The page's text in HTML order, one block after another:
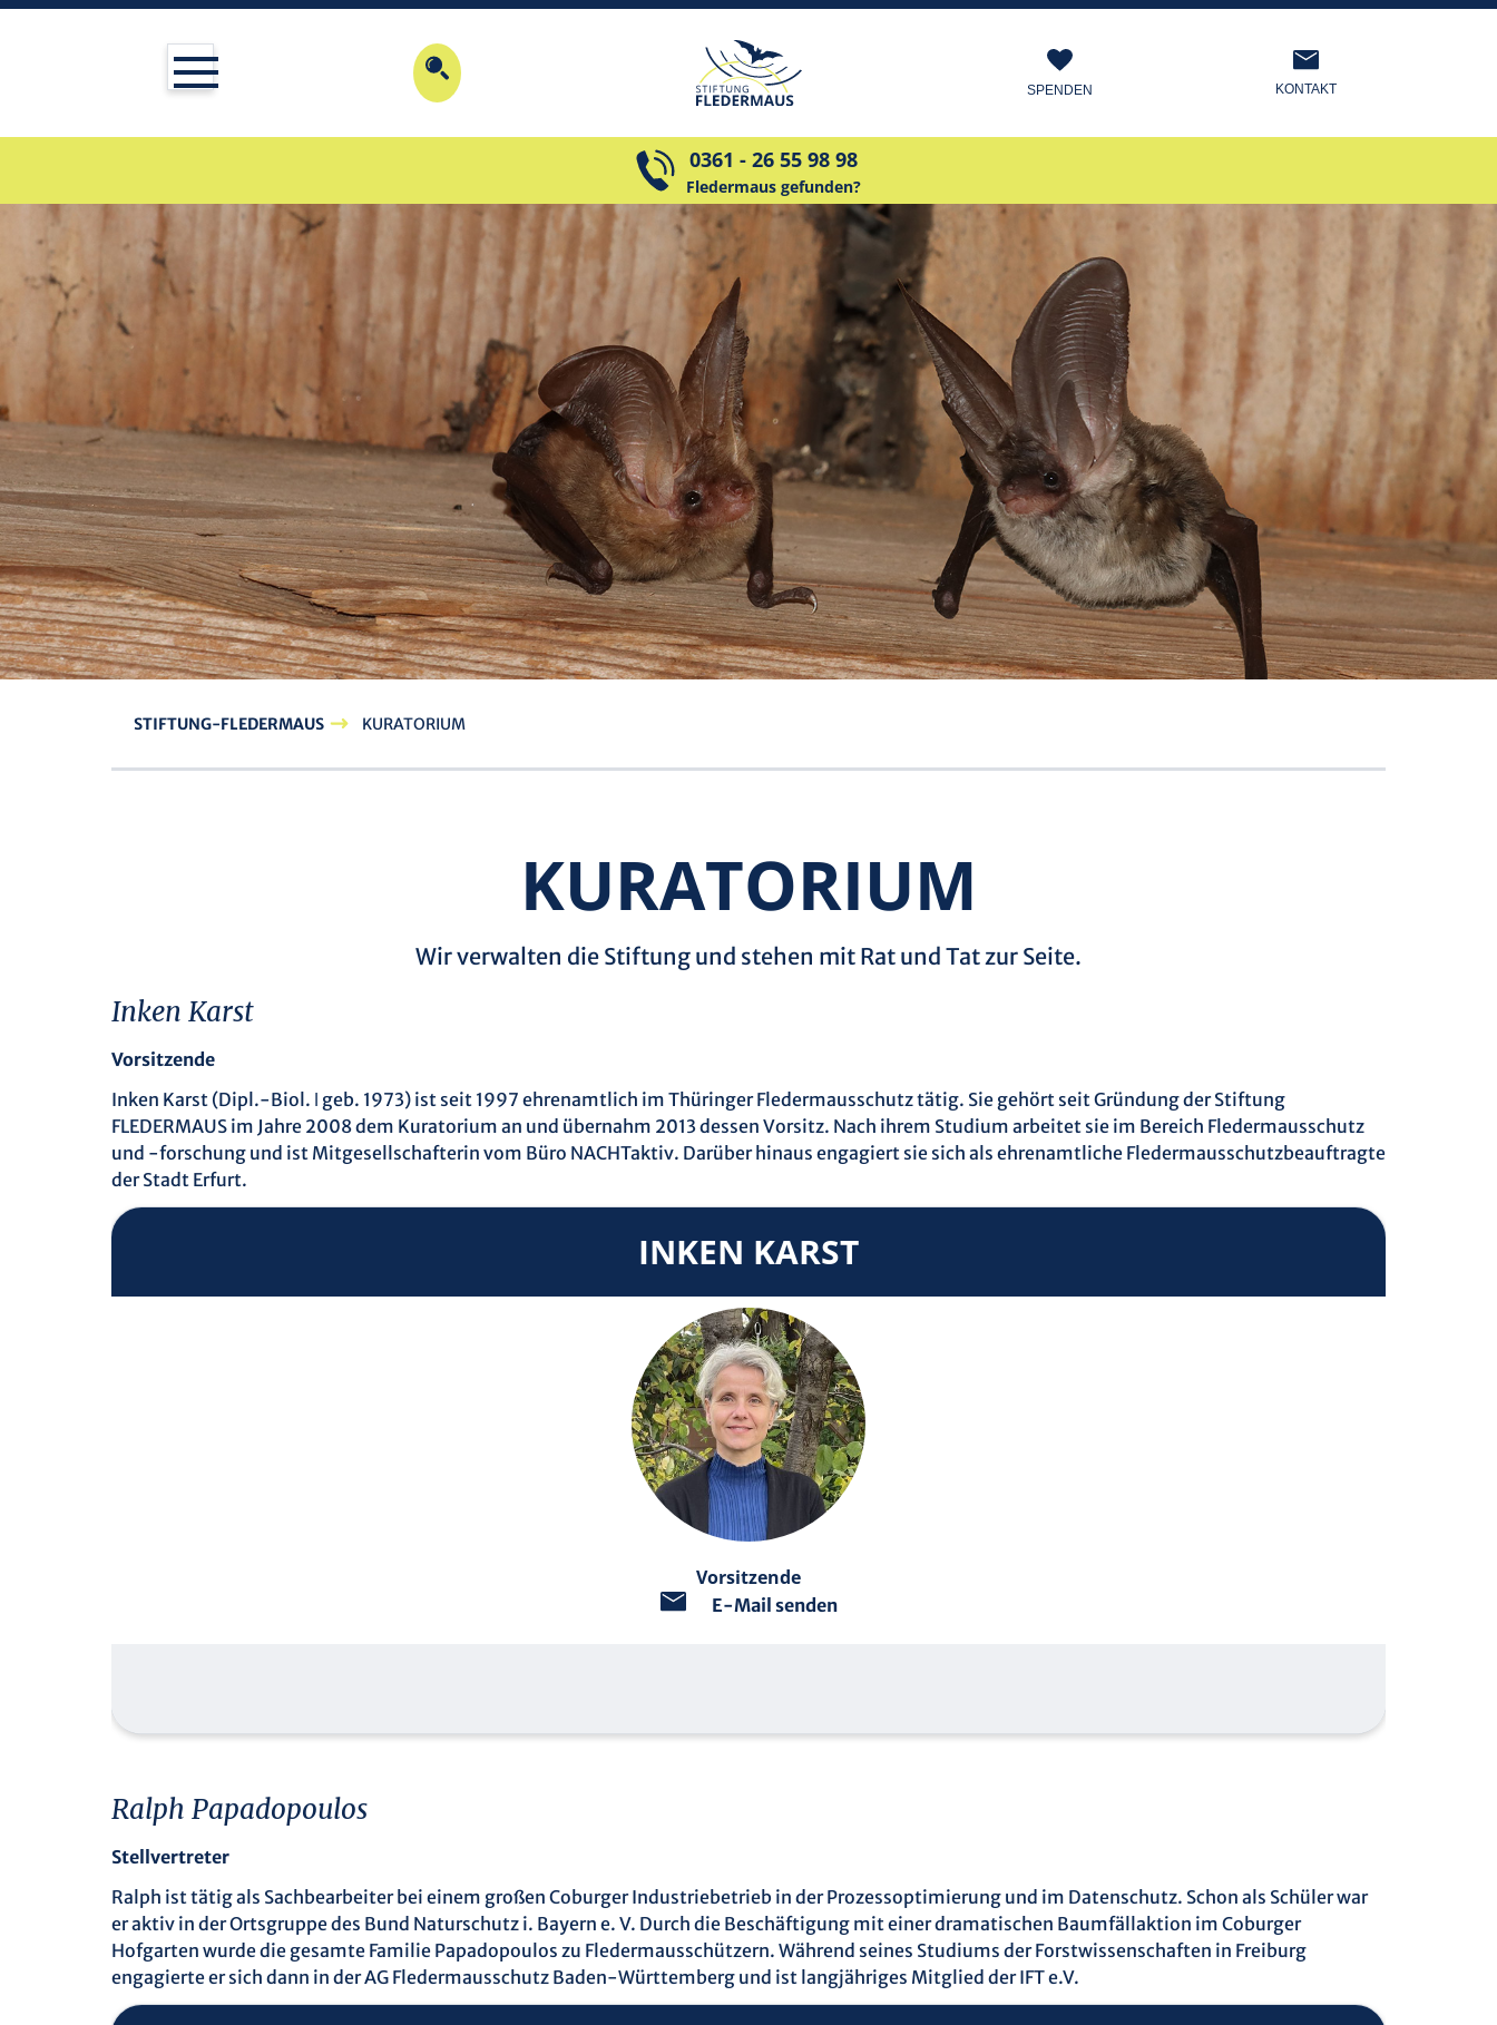
SPENDEN KONTAKT
0361 - 26 55 98 98
Fledermaus gefunden?
STIFTUNG-FLEDERMAUS KURATORIUM
KU­RA­TO­RI­UM
Wir verwalten die Stiftung und stehen mit Rat und Tat zur Seite.
INKEN KARST
Vorsitzende
E-Mail senden
Inken Karst
Vorsitzende
Inken Karst (Dipl.-Biol. ǀ geb. 1973) ist seit 1997 ehrenamtlich im Thüringer Fledermausschutz tätig. Sie gehört seit Gründung der Stiftung
FLEDERMAUS im Jahre 2008 dem Kuratorium an und übernahm 2013 dessen Vorsitz. Nach ihrem Studium arbeitet sie im Bereich Fledermausschutz
und -forschung und ist Mitgesellschafterin vom Büro NACHTaktiv. Darüber hinaus engagiert sie sich als ehrenamtliche Fledermausschutzbeauftragte
der Stadt Erfurt.
Ralph Papadopoulos
Stellvertreter
Ralph ist tätig als Sachbearbeiter bei einem großen Coburger Industriebetrieb in der Prozessoptimierung und im Datenschutz. Schon als Schüler war
er aktiv in der Ortsgruppe des Bund Naturschutz i. Bayern e. V. Durch die Beschäftigung mit einer dramatischen Baumfällaktion im Coburger
Hofgarten wurde die gesamte Familie Papadopoulos zu Fledermausschützern. Während seines Studiums der Forstwissenschaften in Freiburg
engagierte er sich dann in der AG Fledermausschutz Baden-Württemberg und ist langjähriges Mitglied der IFT e.V.